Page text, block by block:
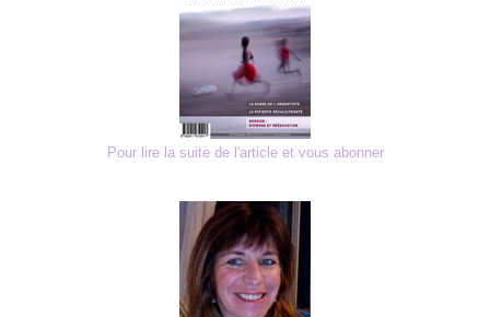
Pour lire la suite de l'article et vous abonner